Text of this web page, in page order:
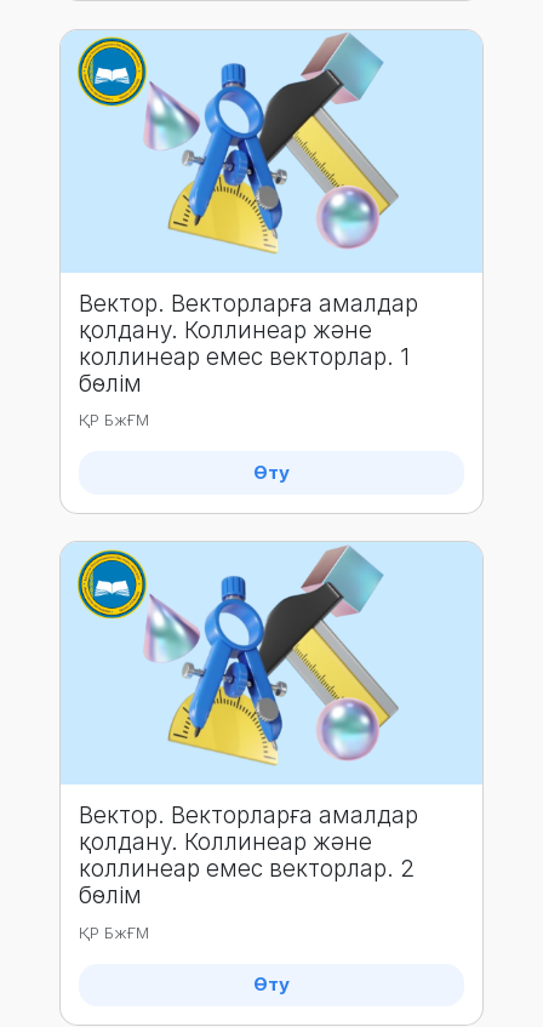
Вектор. Векторларға амалдар
қолдану. Коллинеар және
коллинеар емес векторлар. 1
бөлім
ҚР БжҒМ
Өту
Вектор. Векторларға амалдар
қолдану. Коллинеар және
коллинеар емес векторлар. 2
бөлім
ҚР БжҒМ
Өту